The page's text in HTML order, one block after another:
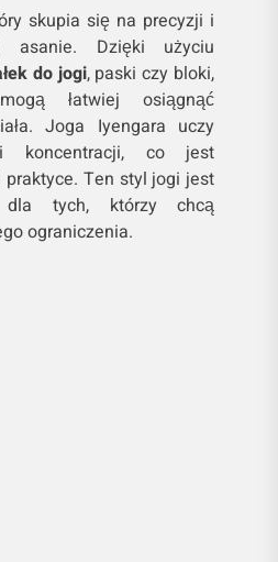
skupia się na precyzji i
asanie. Dzięki użyciu
do jogi, paski czy bloki,
łatwiej osiągnąć
Joga Iyengara uczy
koncentracji, co jest
Ten styl jogi jest
dla tych, którzy chcą
ograniczenia.